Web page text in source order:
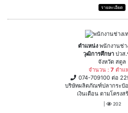
รายละเอียด
ตำแหน่ง พนักงานช่า
วุฒิการศึกษา ปวส
จังหวัด สตูล
จำนวน : 7 ตำแ
074-709100 ต่อ
บริษัทผลิตภัณฑ์ปลากระป๋
เงินเดือน ตามโครงส
202